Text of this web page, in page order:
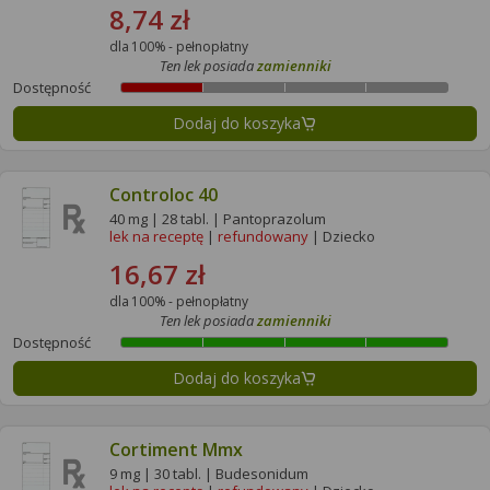
8,74 zł
dla 100% - pełnopłatny
Dostępność
Ten lek posiadazamienniki
Dodaj do koszyka
Controloc 40
40 mg | 28 tabl. | Pantoprazolum
lek na receptę | refundowany | Dziecko
16,67 zł
dla 100% - pełnopłatny
Dostępność
Ten lek posiadazamienniki
Dodaj do koszyka
Cortiment Mmx
9 mg | 30 tabl. | Budesonidum